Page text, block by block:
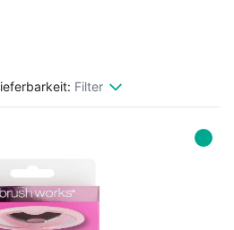
Filter